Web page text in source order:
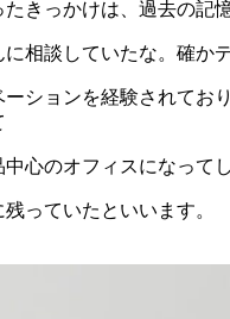
きっかけは、過去の記憶
相談していたな。確か
ションを経験されてお
中心のオフィスになっ
っていたといいます。